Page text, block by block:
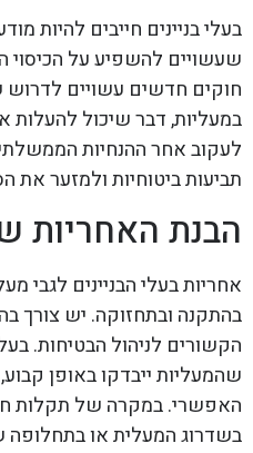
בעלי בניינים חייבים להיות
שעשויים להשפיע על הכיסוי
חוקים חדשים עשויים לדרוש
במעליות, דבר שיכול להעלות
לעקוב אחר ההנחיות
תביעות ביטוחיות ולמזער את
הבנת האחריות
אחריות בעלי הבניינים לגבי
בהתקנה ובתחזוקה. יש צורך
הקשורים לניהול הבטיחות.
שהמעליות ייבדקו באופן
האפשרי. במקרה של תקלות
בשדרוג המעלית או בתחלופה